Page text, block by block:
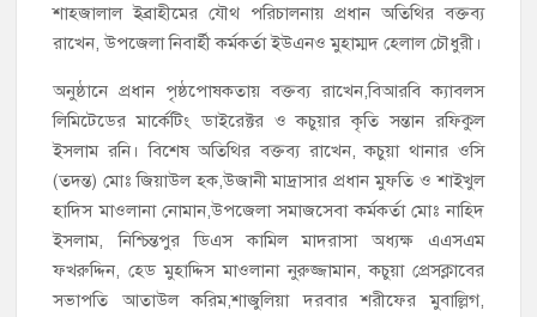
হাজীগঞ্জ ডিগ্রি কলেজ গভীর শ্রদ্ধার সঙ্গে জুলাই গণঅভ্যুত্থানের সকল
শহীদকে স্মরণ
শাহজালাল ইব্রাহীমের যৌথ পরিচালনায় প্রধান অতিথির বক্তব্য
রাখেন, উপজেলা নিবার্হী কর্মকর্তা ইউএনও মুহাম্মদ হেলাল চৌধুরী।
অনুষ্ঠানে প্রধান পৃষ্ঠপোষকতায় বক্তব্য রাখেন,বিআরবি ক্যাবলস
লিমিটেডের মার্কেটিং ডাইরেক্টর ও কচুয়ার কৃতি সন্তান রফিকুল
ইসলাম রনি। বিশেষ অতিথির বক্তব্য রাখেন, কচুয়া থানার ওসি
(তদন্ত) মোঃ জিয়াউল হক,উজানী মাদ্রাসার প্রধান মুফতি ও শাইখুল
হাদিস মাওলানা নোমান,উপজেলা সমাজসেবা কর্মকর্তা মোঃ নাহিদ
ইসলাম, নিশ্চিন্তপুর ডিএস কামিল মাদরাসা অধ্যক্ষ এএসএম
ফখরুদ্দিন, হেড মুহাদ্দিস মাওলানা নুরুজ্জামান, কচুয়া প্রেসক্লাবের
সভাপতি আতাউল করিম,শাজুলিয়া দরবার শরীফের মুবাল্লিগ,